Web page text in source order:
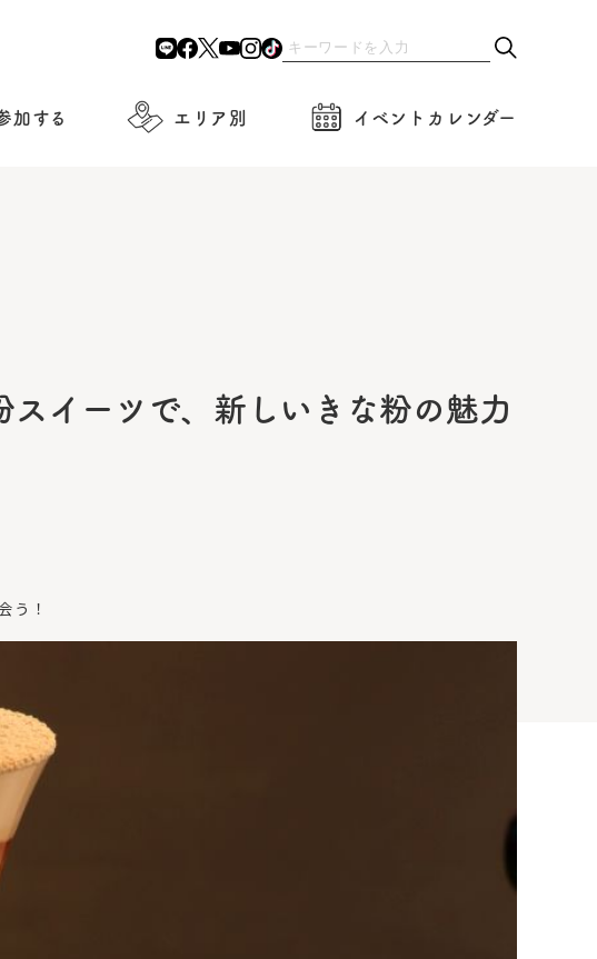
加する エリア別 イベントカレンダー
イーツで、新しいきな粉の魅力
う！